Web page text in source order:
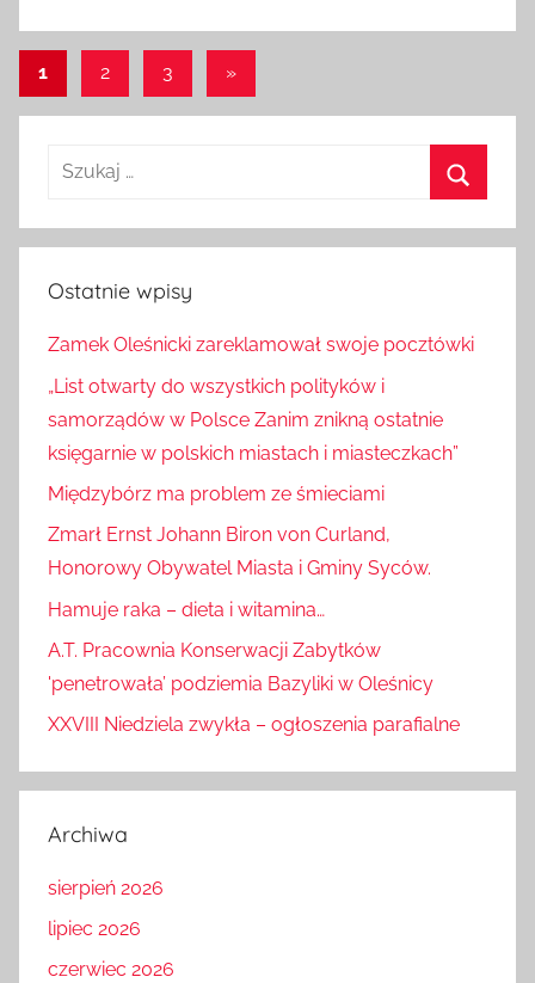
Stronicowanie
wpisów
1 2 3
Następne
»
Szukaj:
Ostatnie wpisy
Zamek Oleśnicki zareklamował swoje pocztówki
„List otwarty do wszystkich polityków i
samorządów w Polsce Zanim znikną ostatnie
księgarnie w polskich miastach i miasteczkach”
Międzybórz ma problem ze śmieciami
Zmarł Ernst Johann Biron von Curland,
Honorowy Obywatel Miasta i Gminy Syców.
Hamuje raka – dieta i witamina…
A.T. Pracownia Konserwacji Zabytków
'penetrowała’ podziemia Bazyliki w Oleśnicy
XXVIII Niedziela zwykła – ogłoszenia parafialne
Archiwa
sierpień 2026
lipiec 2026
czerwiec 2026